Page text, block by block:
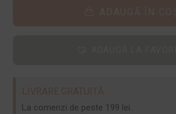
LIVRARE GRATUITĂ
La comenzi de peste 199 lei.